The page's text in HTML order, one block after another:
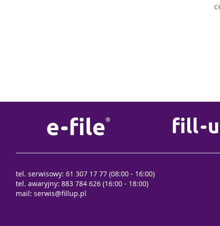
tel. serwisowy: 61 307 17 77 (08:00 - 16:00)
tel. awaryjny: 883 784 626 (16:00 - 18:00)
mail: serwis@fillup.pl